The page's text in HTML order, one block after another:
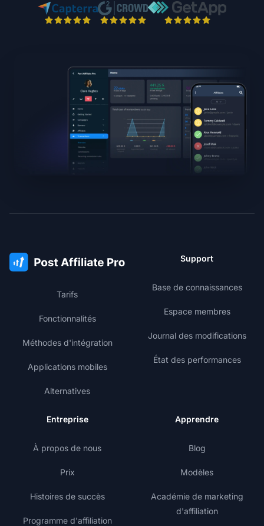
Tarifs
Fonctionnalités
Méthodes d'intégration
Applications mobiles
Alternatives
Support
Base de connaissances
Espace membres
Journal des modifications
État des performances
Entreprise
À propos de nous
Prix
Histoires de succès
Programme d'affiliation
Apprendre
Blog
Modèles
Académie de marketing
d'affiliation